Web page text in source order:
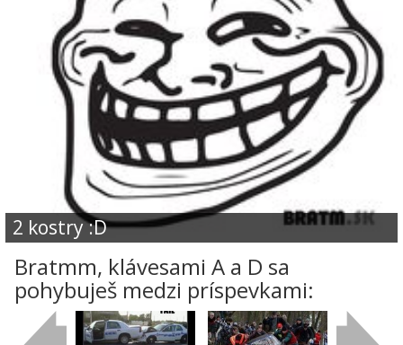
2 kostry :D
Bratmm, klávesami A a D sa
pohybuješ medzi príspevkami: